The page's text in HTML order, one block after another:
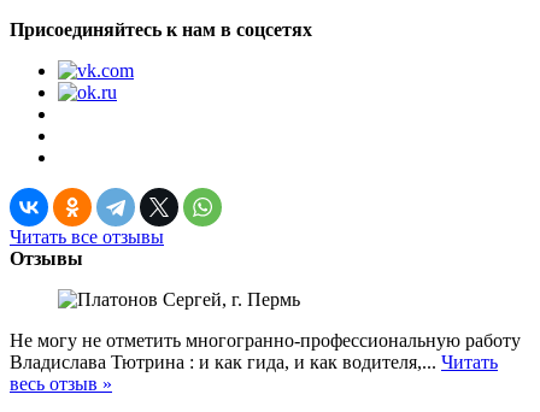
Присоединяйтесь к нам в соцсетях
Читать все отзывы
Отзывы
Не могу не отметить многогранно-профессиональную работу
Владислава Тютрина : и как гида, и как водителя,... Читать
весь отзыв »